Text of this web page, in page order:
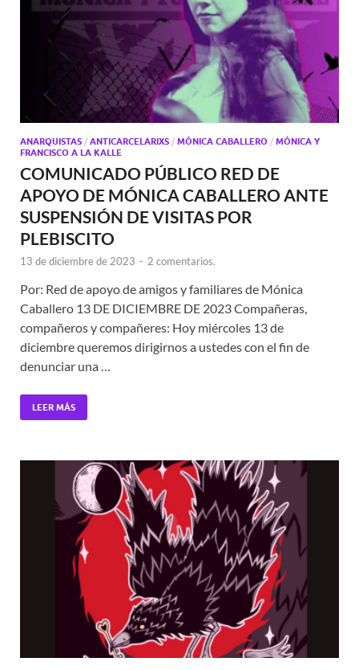
ANARQUISTAS / ANTICARCELARIXS / MÓNICA CABALLERO / MÓNICA Y
FRANCISCO A LA KALLE
COMUNICADO PÚBLICO RED DE
APOYO DE MÓNICA CABALLERO ANTE
SUSPENSIÓN DE VISITAS POR
PLEBISCITO
13 de diciembre de 2023 - 2 comentarios.
Por: Red de apoyo de amigos y familiares de Mónica
Caballero 13 DE DICIEMBRE DE 2023 Compañeras,
compañeros y compañeres: Hoy miércoles 13 de
diciembre queremos dirigirnos a ustedes con el fin de
denunciar una …
LEER MÁS